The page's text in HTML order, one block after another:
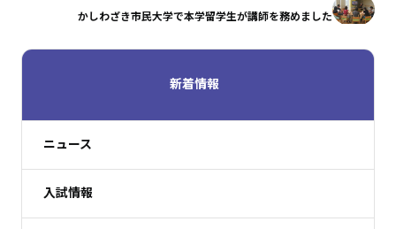
かしわざき市民大学で本学留学生が講師を務めました
新着情報
ニュース
入試情報